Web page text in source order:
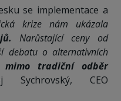
se implementace a
krize nám ukázala
Narůstající ceny od
debatu o alternativních
mimo tradiční odběr
CEO